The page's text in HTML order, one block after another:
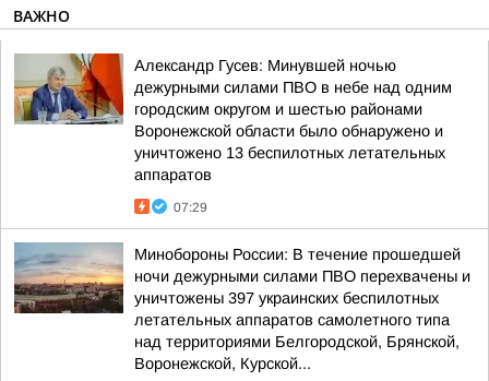
ВАЖНО
Александр Гусев: Минувшей ночью
дежурными силами ПВО в небе над одним
городским округом и шестью районами
Воронежской области было обнаружено и
уничтожено 13 беспилотных летательных
аппаратов
07:29
Минобороны России: В течение прошедшей
ночи дежурными силами ПВО перехвачены и
уничтожены 397 украинских беспилотных
летательных аппаратов самолетного типа
над территориями Белгородской, Брянской,
Воронежской, Курской...